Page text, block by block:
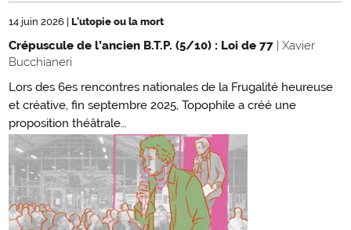
14 juin 2026 L'utopie ou la mort
Crépuscule de l’ancien B.T.P. (5/10) : Loi de 77 | Xavier
Bucchianeri
Lors des 6es rencontres nationales de la Frugalité heureuse
et créative, fin septembre 2025, Topophile a créé une
proposition théâtrale…